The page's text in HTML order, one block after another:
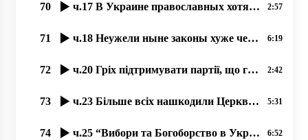
70 ч.17 В Украине православных хотят вогнать в резервацию бесправия, 09.10.2020, прот. Димитрий Сидор 2:57
71 ч.18 Неужели ныне законы хуже чем при большевиках؟ 11.10.2020, прот. Димитрий Сидор 6:19
72 ч.20 Гріх підтримувати партії, що готові ліквідувати УПЦ 13.10.2020, прот. Димитрий Сидор 2:42
73 ч.23 Більше всіх нашкодили Церкви українські комуністи, 28.10.2020 прот. Димитрий Сидор 5:31
74 ч.25 “Вибори та Богоборство в Україні“, 20.10.2020, прот. Димитрий Сидор 6:52